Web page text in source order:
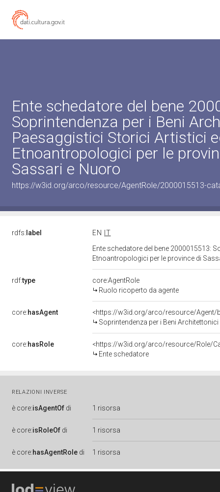
Ente schedatore del bene
Soprintendenza per i Beni
Paesaggistici Storici Artistici
Etnoantropologici per le
Sassari e Nuoro
https://w3id.org/arco/resource/AgentRole/2000015513-
rdfs: label EN
IT
Ente schedatore del bene 2000015513:
Etnoantropologici per le province di
rdf:type
core:AgentRole
Ruolo ricoperto da agente
core:hasAgent
<https://w3id.org/arco/resource/
Soprintendenza per i Beni Architettonici
core:hasRole
<https://w3id.org/arco/resource/Role/
Ente schedatore
RELAZIONI INVERSE
è core:isAgentOf di 1 risorsa
è core:isRoleOf di 1 risorsa
è core:hasAgentRole di 1 risorsa